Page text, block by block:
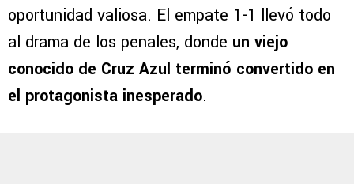
oportunidad valiosa. El empate 1-1 llevó todo
al drama de los penales, donde un viejo
conocido de Cruz Azul terminó convertido en
el protagonista inesperado.